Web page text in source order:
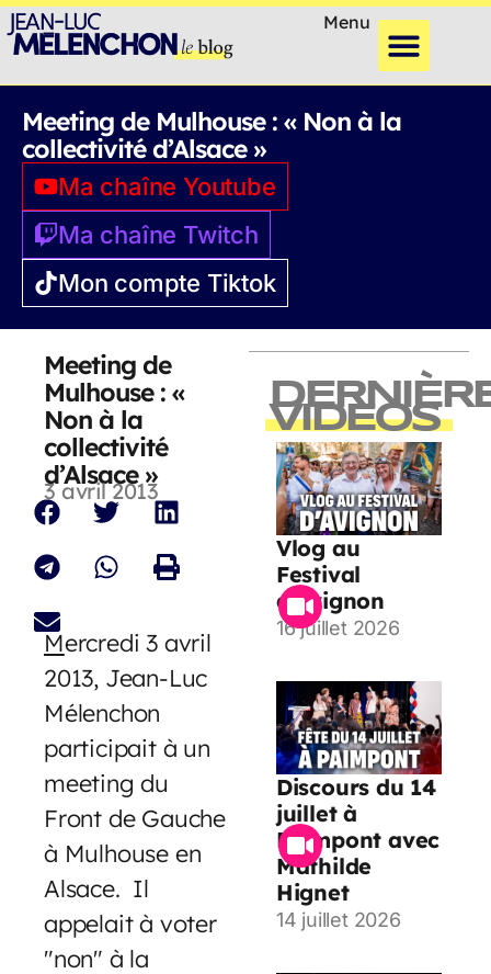
Menu
Meeting de Mulhouse : « Non à la
collectivité d’Alsace »
Ma chaîne Youtube
Ma chaîne Twitch
Mon compte Tiktok
Meeting de
Mulhouse : «
Non à la
collectivité
d’Alsace »
3 avril 2013
Mercredi 3 avril
2013, Jean-Luc
Mélenchon
participait à un
meeting du
Front de Gauche
à Mulhouse en
Alsace. Il
appelait à voter
"non" à la
VIDEOS
Vlog au
Festival
d’Avignon
16 juillet 2026
Discours du 14
juillet à
Paimpont avec
Mathilde
Hignet
14 juillet 2026